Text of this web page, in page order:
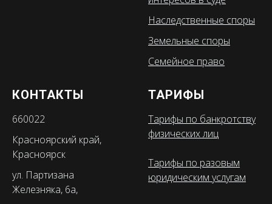
Наследственные споры
Земельные споры
Семейное право
КОНТАКТЫ
660022
Красноярский край,
Красноярск
ул. Партизана
Железняка, 6а,
ТАРИФЫ
Тарифы по банкротству
физических лиц
Тарифы по разовым
юридическим услугам